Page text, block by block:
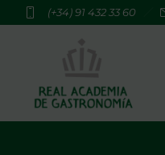
(+34) 91 432 33 60